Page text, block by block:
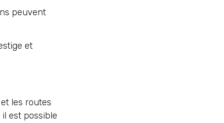
peuvent
et
les routes
est possible